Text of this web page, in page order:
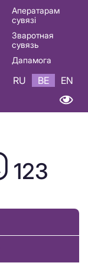
Аператарам
сувязі
Зваротная
сувязь
Дапамога
RU BE EN
123